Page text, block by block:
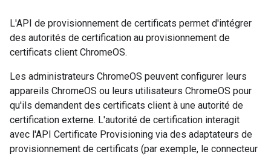
L'API de provisionnement de certificats permet d'intégrer
des autorités de certification au provisionnement de
certificats client ChromeOS.
Les administrateurs ChromeOS peuvent configurer leurs
appareils ChromeOS ou leurs utilisateurs ChromeOS pour
qu'ils demandent des certificats client à une autorité de
certification externe. L'autorité de certification interagit
avec l'API Certificate Provisioning via des adaptateurs de
provisionnement de certificats (par exemple, le connecteur